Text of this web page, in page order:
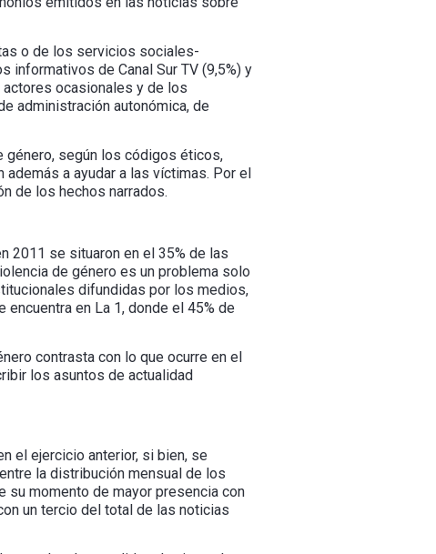
o de los servicios sociales-
informativos de Canal Sur TV (9,5%) y
actores ocasionales y de los
administración autonómica, de
según los códigos éticos,
a ayudar a las víctimas. Por el
de los hechos narrados.
2011 se situaron en el 35% de las
de género es un problema solo
difundidas por los medios,
en La 1, donde el 45% de
contrasta con lo que ocurre en el
los asuntos de actualidad
el ejercicio anterior, si bien, se
la distribución mensual de los
momento de mayor presencia con
un tercio del total de las noticias